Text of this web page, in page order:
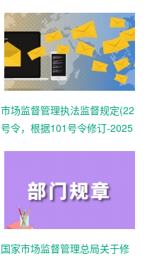
市场监督管理执法监督规定(22
号令，根据101号令修订-2025
国家市场监督管理总局关于修